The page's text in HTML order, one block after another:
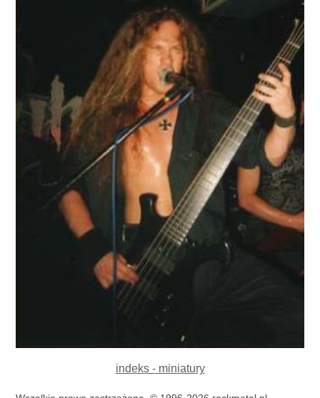
indeks - miniatury